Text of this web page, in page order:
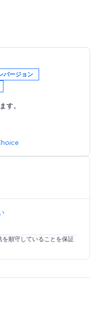
ものカスタマイズ可能
制御
購読リストを拡大
ォーチュン、サインア
ルで購読者を収集
時などの異なるタイミ
スタマイズ可能なフォ
料でアクセスし、成
バージョン
す。
順守していることを保証